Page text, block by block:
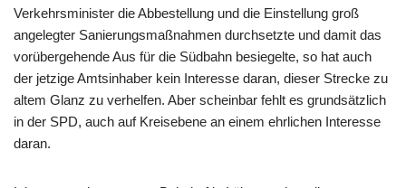
Verkehrsminister die Abbestellung und die Einstellung groß
angelegter Sanierungsmaßnahmen durchsetzte und damit das
vorübergehende Aus für die Südbahn besiegelte, so hat auch
der jetzige Amtsinhaber kein Interesse daran, dieser Strecke zu
altem Glanz zu verhelfen. Aber scheinbar fehlt es grundsätzlich
in der SPD, auch auf Kreisebene an einem ehrlichen Interesse
daran.